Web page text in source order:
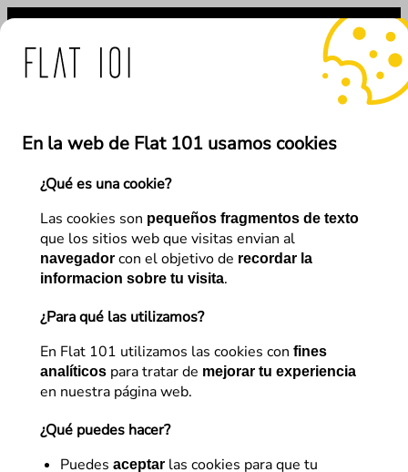
En la web de Flat 101 usamos cookies
¿Qué es una cookie?
Las cookies son pequeños fragmentos de texto
que los sitios web que visitas envian al
navegador con el objetivo de recordar la
informacion sobre tu visita.
¿Para qué las utilizamos?
En Flat 101 utilizamos las cookies con fines
analíticos para tratar de mejorar tu experiencia
en nuestra página web.
¿Qué puedes hacer?
Puedes aceptar las cookies para que tu
Saltar
contenido
de Flat 101 ante el
Anterior Siguiente
SEO
Los 7 errores típicos en una
migración Web
Diego Polo
25 de septiembre de 2015